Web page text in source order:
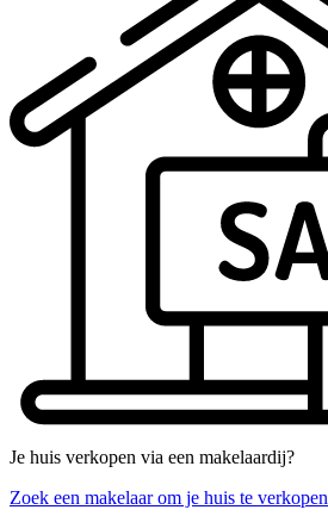
Je huis verkopen via een makelaardij?
Zoek een makelaar om je huis te verkopen